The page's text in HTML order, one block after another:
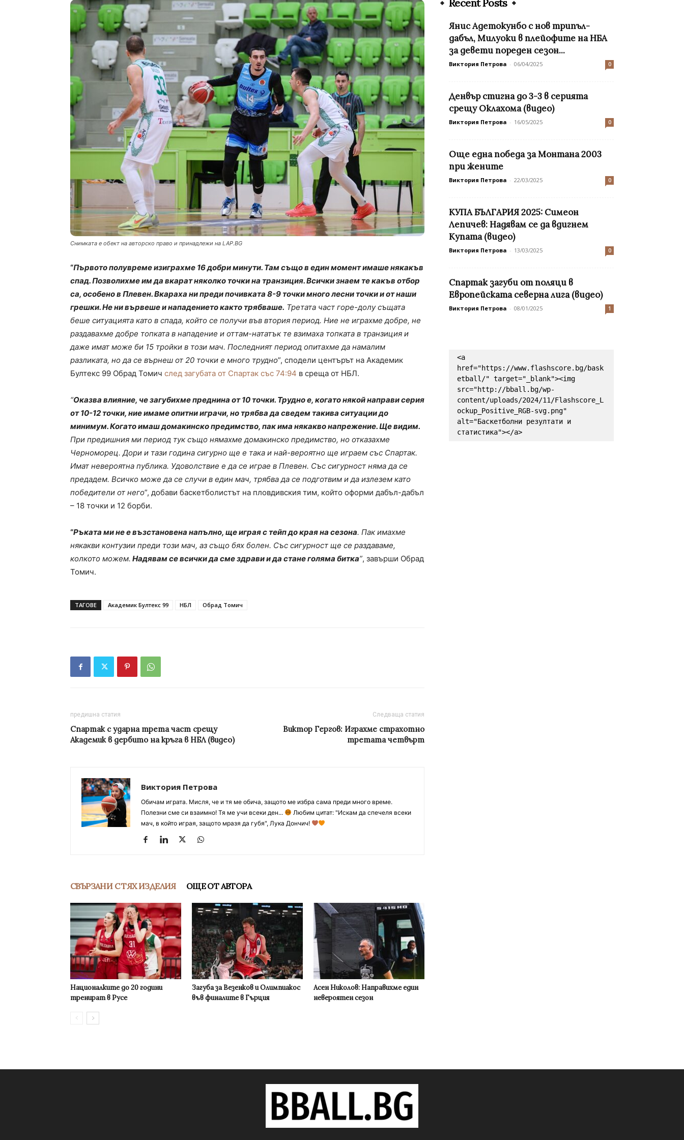
Снимката е обект на авторско право и принадлежи на LAP.BG
“Първото полувреме изиграхме 16 добри минути. Там също в един момент имаше някакъв
спад. Позволихме им да вкарат няколко точки на транзиция. Всички знаем те какъв отбор
са, особено в Плевен. Вкараха ни преди почивката 8-9 точки много лесни точки и от наши
грешки. Не ни вървеше и нападението както трябваше. Третата част горе-долу същата
беше ситуацията като в спада, който се получи във втория период. Ние не играхме добре, не
раздавахме добре топката в нападение и оттам-нататък те взимаха топката в транзиция и
даже имат може би 15 тройки в този мач. Последният период опитахме да намалим
разликата, но да се върнеш от 20 точки е много трудно”, сподели центърът на Академик
Бултекс 99 Обрад Томич след загубата от Спартак със 74:94 в среща от НБЛ.
“Оказва влияние, че загубихме преднина от 10 точки. Трудно е, когато някой направи серия
от 10-12 точки, ние имаме опитни играчи, но трябва да сведем такива ситуации до
минимум. Когато имаш домакинско предимство, пак има някакво напрежение. Ще видим.
При предишния ми период тук също нямахме домакинско предимство, но отказахме
Черноморец. Дори и тази година сигурно ще е така и най-вероятно ще играем със Спартак.
Имат невероятна публика. Удоволствие е да се играе в Плевен. Със сигурност няма да се
предадем. Всичко може да се случи в един мач, трябва да се подготвим и да излезем като
победители от него”, добави баскетболистът на пловдивския тим, който оформи дабъл-дабъл
– 18 точки и 12 борби.
“Ръката ми не е възстановена напълно, ще играя с тейп до края на сезона. Пак имахме
някакви контузии преди този мач, аз също бях болен. Със сигурност ще се раздаваме,
колкото можем. Надявам се всички да сме здрави и да стане голяма битка”, завърши Обрад
Томич.
ТАГОВЕ Академик Бултекс 99 НБЛ Обрад Томич
предишна статия
Спартак с ударна трета част срещу
Академик в дербито на кръга в НБЛ (видео)
Следваща статия
Виктор Гергов: Играхме страхотно
третата четвърт
Виктория Петрова
Обичам играта. Мисля, че и тя ме обича, защото ме избра сама преди много време.
Полезни сме си взаимно! Тя ме учи всеки ден...
Любим цитат: "Искам да спечеля всеки
мач, в който играя, защото мразя да губя", Лука Дончич!
СВЪРЗАНИ С ТЯХ ИЗДЕЛИЯ ОЩЕ ОТ АВТОРА
Националките до 20 години
тренират в Русе
Загуба за Везенков и Олимпиакос
във финалите в Гърция
Асен Николов: Направихме един
невероятен сезон
Recent Posts
Янис Адетокунбо с нов трипъл-
дабъл, Милуоки в плейофите на НБА
за девети пореден сезон...
Виктория Петрова - 06/04/2025 0
Денвър стигна до 3-3 в серията
срещу Оклахома (видео)
Виктория Петрова - 16/05/2025 0
Oще една победа за Монтана 2003
при жените
Виктория Петрова - 22/03/2025 0
КУПА БЪЛГАРИЯ 2025: Симеон
Лепичев: Надявам се да вдигнем
Купата (видео)
Виктория Петрова - 13/03/2025 0
Спартак загуби от поляци в
Европейската северна лига (видео)
Виктория Петрова - 08/01/2025 1
<a
href="https://www.flashscore.bg/bask
etball/" target="_blank"><img
src="http://bball.bg/wp-
content/uploads/2024/11/Flashscore_L
ockup_Positive_RGB-svg.png"
alt="Баскетболни резултати и
статистика"></a>